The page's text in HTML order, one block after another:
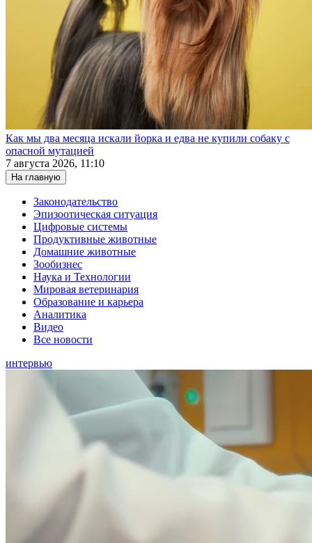
Как мы два месяца искали йорка и едва не купили собаку с
опасной мутацией
7 августа 2026, 11:10
На главную
Законодательство
Эпизоотическая ситуация
Цифровые системы
Продуктивные животные
Домашние животные
Зообизнес
Наука и Технологии
Мировая ветеринария
Образование и карьера
Аналитика
Видео
Все новости
интервью